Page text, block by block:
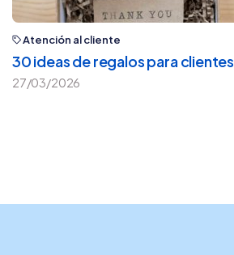
Atención al cliente
30 ideas de regalos para clientes
27/03/2026